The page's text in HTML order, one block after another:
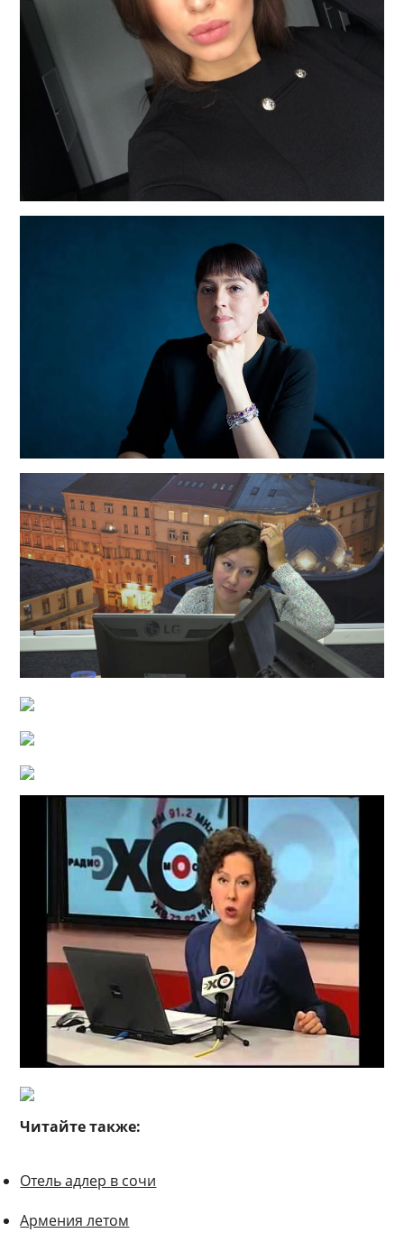
Читайте также:
Отель адлер в сочи
Армения летом